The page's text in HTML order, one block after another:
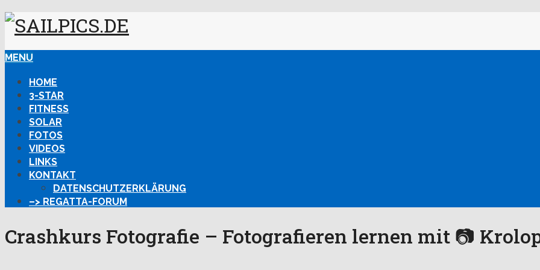
MENU
HOME
3-STAR
FITNESS
SOLAR
FOTOS
VIDEOS
LINKS
KONTAKT
DATENSCHUTZERKLÄRUNG
–> REGATTA-FORUM
Crashkurs Fotografie – Fotografieren lernen mit 📷